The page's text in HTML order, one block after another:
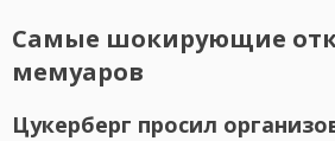
Самые шокирующие
мемуаров
Цукерберг просил